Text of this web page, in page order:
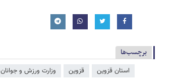
برچسب‌ها
استان قزوین قزوین وزارت ورزش و جوانان